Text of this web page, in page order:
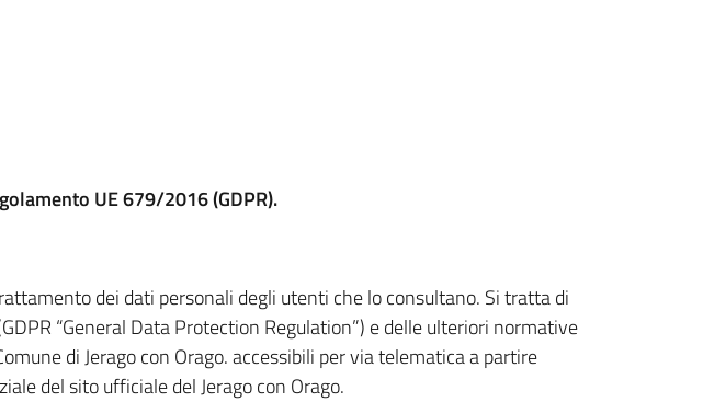
UE 679/2016 (GDPR).
dei dati personali degli utenti che lo consultano. Si tratta di
“General Data Protection Regulation”) e delle ulteriori normative
di Jerago con Orago. accessibili per via telematica a partire
del sito ufficiale del Jerago con Orago.